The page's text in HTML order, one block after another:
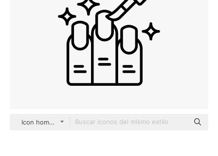
Icon home black outline